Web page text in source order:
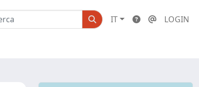
IT LOGIN